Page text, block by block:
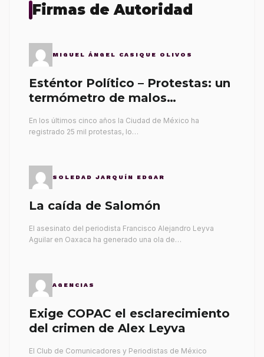
Firmas de Autoridad
MIGUEL ÁNGEL CASIQUE OLIVOS
Esténtor Político – Protestas: un
termómetro de malos
En los últimos cinco años la Ciudad de México ha
registrado 25 mil protestas, lo…
SOLEDAD JARQUÍN EDGAR
La caída de Salomón
El asesinato del periodista Francisco Alejandro Leyva
Aguilar en Oaxaca ha generado una ola de…
AGENCIAS
Exige COPAC el esclarecimiento
del crimen de Alex Leyva
El Club de Comunicadores y Periodistas de México